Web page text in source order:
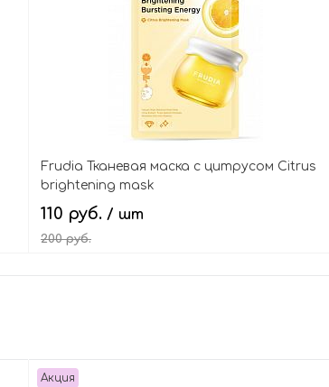
Frudia Тканевая маска с цитрусом Citrus
brightening mask
110 руб. / шт
200 руб.
Акция